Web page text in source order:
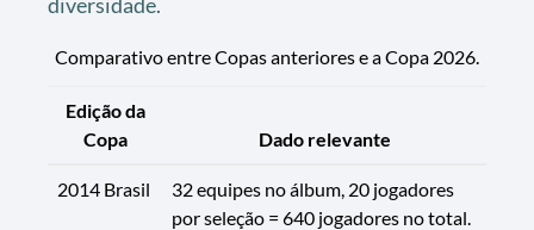
Comparativo entre Copas anteriores e a Copa 2026.
Edição da
Copa
Dado relevante
2014 Brasil
32 equipes no álbum, 20 jogadores
por seleção = 640 jogadores no total.